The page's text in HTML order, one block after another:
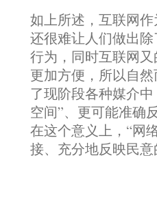
如上所述，互联网
还很难让人们做出
行为，同时互联网
更加方便，所以自
了现阶段各种媒介
空间”、更可能准
在这个意义上，“网
接、充分地反映民意